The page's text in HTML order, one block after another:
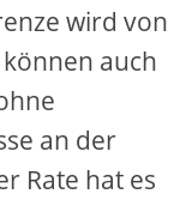
wird von
auch
an der
Rate hat es